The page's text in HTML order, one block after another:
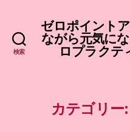
検索
ゼロポイント
ながら元気に
ロプラクテ
カテゴリー: